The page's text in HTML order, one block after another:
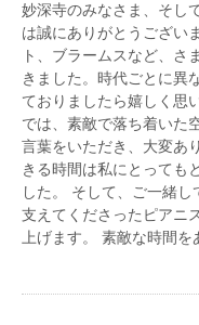
これまでに吉
水高師の各先
加。その他に
院、トマム、
む。第2回横
コンクール、
川フィルハー
2011年『江
コンサート』
ュルネ・オ・
リアルツリー
ク、丸ビル、
広場、横浜ベ
スタジアム
妙深寺のみなさま、そし
は誠にありがとうござい
ト、ブラームスなど、さ
きました。時代ごとに異
ておりましたら嬉しく思
では、素敵で落ち着いた
言葉をいただき、大変あ
きる時間は私にとっても
した。 そして、ご一緒
支えてくださったピアニ
上げます。 素敵な時間を